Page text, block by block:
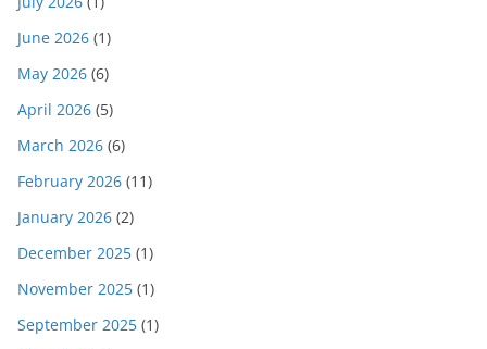
June 2026 (1)
May 2026 (6)
April 2026 (5)
March 2026 (6)
February 2026 (11)
January 2026 (2)
December 2025 (1)
November 2025 (1)
September 2025 (1)